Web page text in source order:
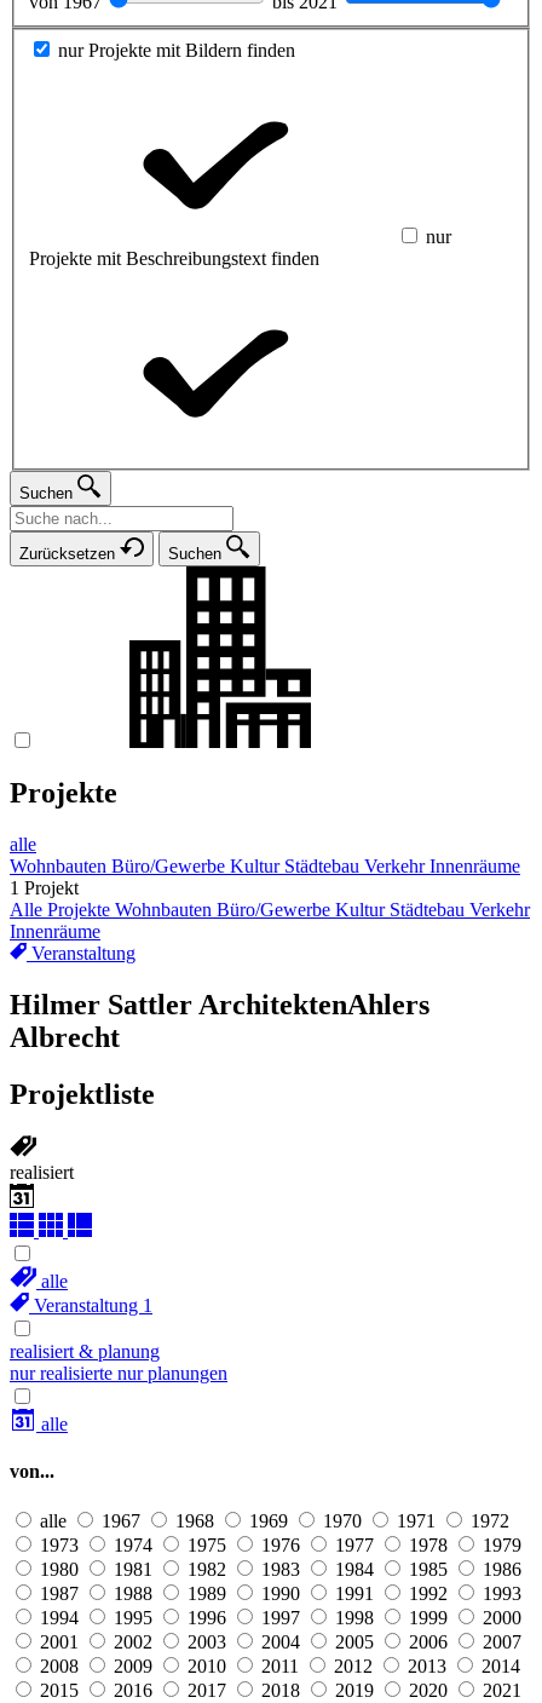
nur Projekte mit Bildern finden
nur
Projekte mit Beschreibungstext finden
Suchen
Zurücksetzen Suchen
Projekte
alle
Wohnbauten Büro/Gewerbe Kultur Städtebau VerkehrInnenräume
1 Projekt
Alle Projekte Wohnbauten Büro/Gewerbe Kultur Städtebau Verkehr
Innenräume
Veranstaltung
Hilmer Sattler ArchitektenAhlers
Albrecht
Projektliste
realisiert
alle
Veranstaltung 1
realisiert & planung
nur realisierte nur planungen
alle
von...
alle 1967 1968 1969 1970 1971
1972
1973
1974 1975 1976 1977 1978
1979
1980
1981 1982 1983 1984 1985
1986
1987
1988 1989 1990 1991 1992
1993
1994
1995 1996 1997 1998 1999
2000
2001
2002 2003 2004 2005 2006
2007
2008
2009 2010 2011 2012 2013
2014
2015
2016 2017 2018 2019 2020 2021